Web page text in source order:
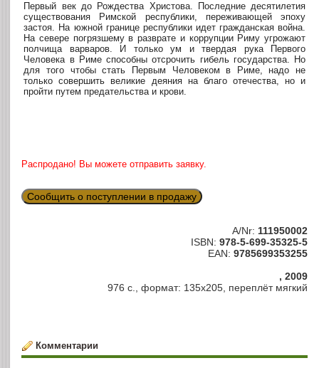
Первый век до Рождества Христова. Последние десятилетия
существования Римской республики, переживающей эпоху
застоя. На южной границе республики идет гражданская война.
На севере погрязшему в разврате и коррупции Риму угрожают
полчища варваров. И только ум и твердая рука Первого
Человека в Риме способны отсрочить гибель государства. Но
для того чтобы стать Первым Человеком в Риме, надо не
только совершить великие деяния на благо отечества, но и
пройти путем предательства и крови.
Распродано! Вы можете отправить заявку.
Сообщить о поступлении в продажу
A/Nr: 111950002
ISBN: 978-5-699-35325-5
EAN: 9785699353255
, 2009
976 с., формат: 135х205, переплёт мягкий
Комментарии